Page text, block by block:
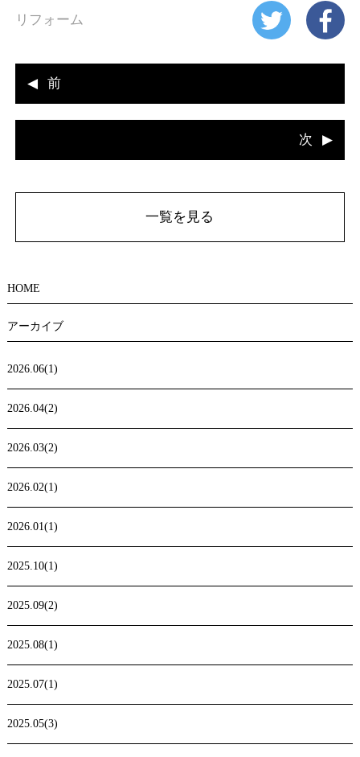
リフォーム
前
次
一覧を見る
HOME
アーカイブ
2026.06(1)
2026.04(2)
2026.03(2)
2026.02(1)
2026.01(1)
2025.10(1)
2025.09(2)
2025.08(1)
2025.07(1)
2025.05(3)